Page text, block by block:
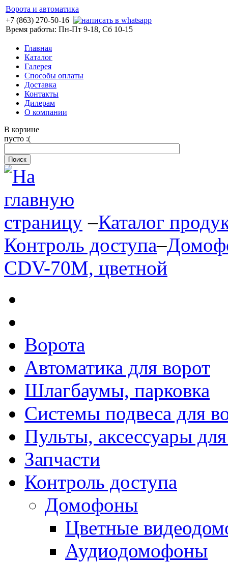
Ворота и автоматика
+7 (863) 270-50-16
Время работы: Пн-Пт 9-18, Сб 10-15
Главная
Каталог
Галерея
Способы оплаты
Доставка
Контакты
Дилерам
О компании
В корзине
пусто :(
–Каталог
Контроль доступа–
CDV-70M, цветной
Ворота
Автоматика для ворот
Шлагбаумы, парковка
Системы подвеса для
Пульты, аксессуары
Запчасти
Контроль доступа
Домофоны
Цветные
Аудиодомофоны